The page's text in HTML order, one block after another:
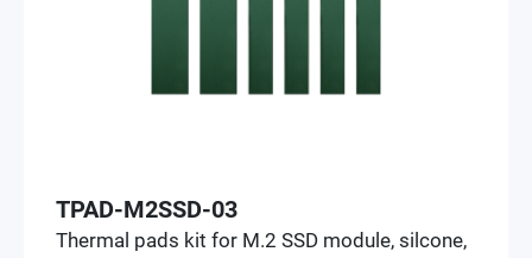
TPAD-M2SSD-03
Thermal pads kit for M.2 SSD module, silcone,